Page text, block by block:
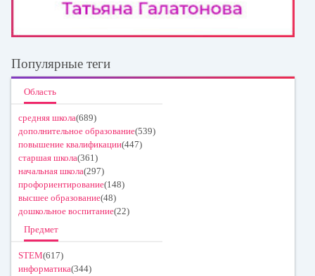
Популярные теги
Область
средняя школа(689)
дополнительное образование(539)
повышение квалификации(447)
старшая школа(361)
начальная школа(297)
профориентирование(148)
высшее образование(48)
дошкольное воспитание(22)
Предмет
STEM(617)
информатика(344)